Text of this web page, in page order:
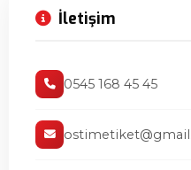
İletişim
0545 168 45 45